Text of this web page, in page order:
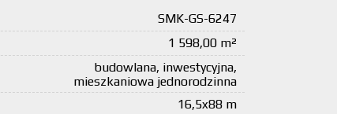
SMK-GS-6247
1 598,00 m²
budowlana, inwestycyjna,
mieszkaniowa jednorodzinna
16,5x88 m